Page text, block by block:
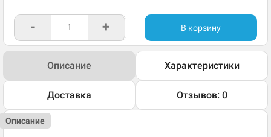
- + В корзину
Описание Характеристики
Доставка Отзывов: 0
Описание